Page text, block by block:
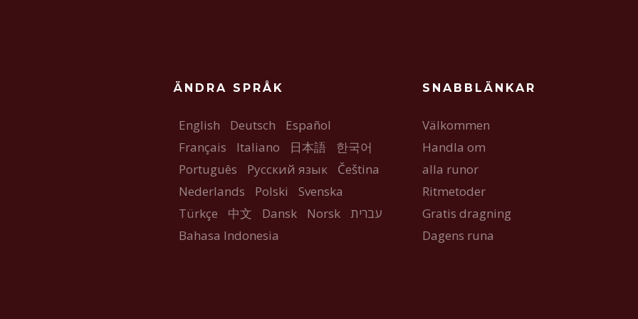
ÄNDRA SPRÅK
English Deutsch
Español
Français
Italiano 日本語
한국어
Português
Русский язык
Čeština
Nederlands
Polski
Svenska
Türkçe
中文 Dansk Norsk
עברית
Bahasa Indonesia
SNABBLÄNKAR
Välkommen
Handla om
alla runor
Ritmetoder
Gratis dragning
Dagens runa